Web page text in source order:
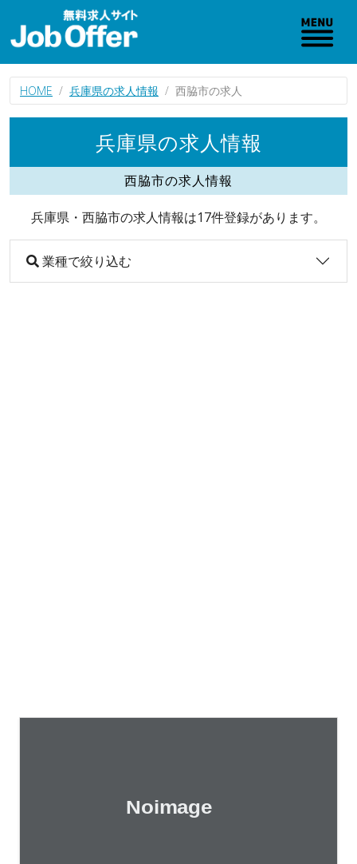
HOME 兵庫県の求人情報 西脇市の求人
兵庫県の求人情報
西脇市の求人情報
兵庫県・西脇市の求人情報は17件登録があります。
業種で絞り込む